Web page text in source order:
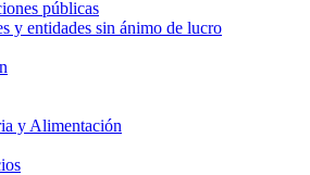
públicas
y entidades sin ánimo de lucro
y Alimentación